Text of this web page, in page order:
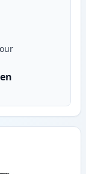
EP-22 toner zwart